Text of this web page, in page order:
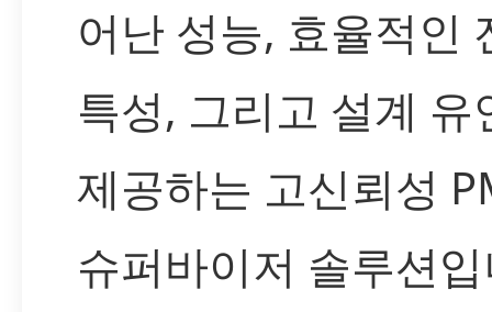
어난 성능, 효율적인
특성, 그리고 설계 유
제공하는 고신뢰성
슈퍼바이저 솔루션